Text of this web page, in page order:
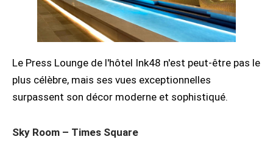
Le Press Lounge de l'hôtel Ink48 n'est peut-être pas le
plus célèbre, mais ses vues exceptionnelles
surpassent son décor moderne et sophistiqué.
Sky Room – Times Square